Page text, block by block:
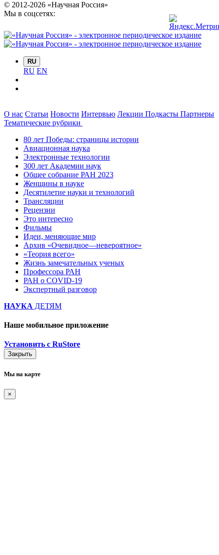
© 2012-2026 «Научная Россия»
Мы в соцсетях:
RU
RU EN
О нас Статьи Новости Интервью Лекции Подкасты Партнеры
Тематические рубрики
80 лет Победы: страницы истории
Авиационная наука
Электронные технологии
300 лет Академии наук
Общее собрание РАН 2023
Женщины в науке
Десятилетие науки и технологий
Трансляции
Рецензии
Это интересно
Фильмы
Идеи, меняющие мир
Архив «Очевидное—невероятное»
«Теория всего»
Жизнь замечательных ученых
Профессора РАН
РАН о COVID-19
Экспертный разговор
НАУКА ДЕТЯМ
Наше мобильное приложение
Установить с RuStore
Закрыть
Мы на карте
×